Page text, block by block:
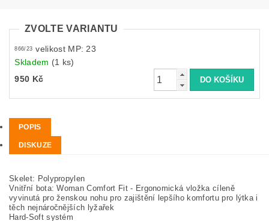
ZVOLTE VARIANTU
866/23 velikost MP: 23
Skladem (1 ks)
950 Kč
POPIS
DISKUZE
Skelet: Polypropylen
Vnitřní bota: Woman Comfort Fit - Ergonomická vložka cíleně
vyvinutá pro ženskou nohu pro zajištění lepšího komfortu pro lýtka i
těch nejnáročnějších lyžařek
Hard-Soft systém